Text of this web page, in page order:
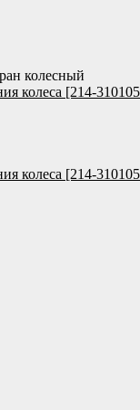
колесный
колеса [214-
колеса [214-